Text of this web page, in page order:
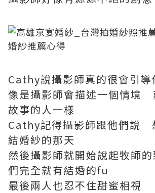
Cathy說攝影師真的很會引導
像是攝影師會描述一個情境
故事的人一樣
Cathy記得攝影師跟他們說
結婚紗的那天
然後攝影師就開始說起牧師
們完全就有結婚的fu
最後兩人也忍不住甜蜜相視